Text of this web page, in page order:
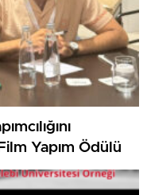
Yapım Ödülü